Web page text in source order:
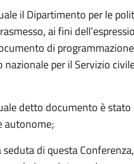
il Dipartimento per le
ai fini
di
per il Servizio
detto documento è
autonome;
seduta di questa